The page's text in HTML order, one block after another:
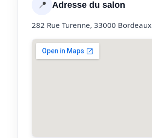
📍 Adresse du salon
282 Rue Turenne, 33000 Bordeaux